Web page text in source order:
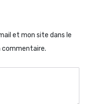
et mon site dans le
commentaire.